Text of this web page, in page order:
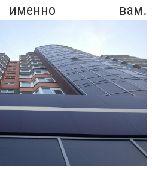
именно вам.